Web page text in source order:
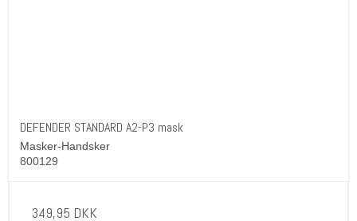
DEFENDER STANDARD A2-P3 mask
Masker-Handsker
800129
349,95 DKK